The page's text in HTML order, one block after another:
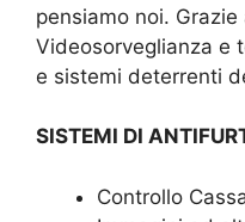
pensiamo noi.
Videosorveglianza e
e sistemi deterrenti
SISTEMI DI
Controllo